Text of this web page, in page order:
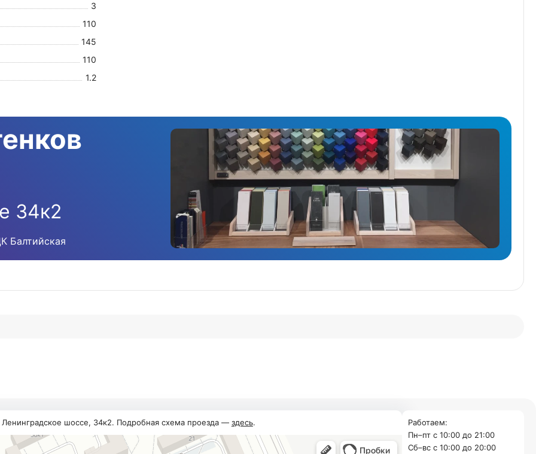
3
110
145
110
1.2
34к2
Балтийская
шоссе, 34к2. Подробная схема проезда — здесь.
Работаем:
Пн–пт с 10:00 до 21:00
Cб–вс с 10:00 до 20:00